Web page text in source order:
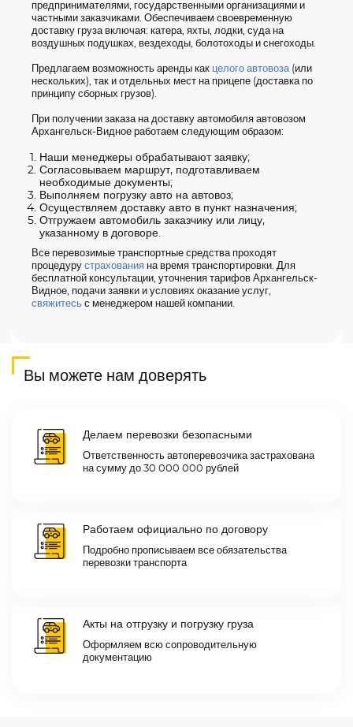
предпринимателями, государственными организациями и
частными заказчиками. Обеспечиваем своевременную
доставку груза включая: катера, яхты, лодки, суда на
воздушных подушках, вездеходы, болотоходы и снегоходы.
Предлагаем возможность аренды как целого автовоза(или
нескольких), так и отдельных мест на прицепе (доставка по
принципу сборных грузов).
При получении заказа на доставку автомобиля автовозом
Архангельск-Видное работаем следующим образом:
Наши менеджеры обрабатывают заявку;
Согласовываем маршрут, подготавливаем
необходимые документы;
Выполняем погрузку авто на автовоз;
Осуществляем доставку авто в пункт назначения;
Отгружаем автомобиль заказчику или лицу,
указанному в договоре.
Все перевозимые транспортные средства проходят
процедуру страхования на время транспортировки. Для
бесплатной консультации, уточнения тарифов Архангельск-
Видное, подачи заявки и условиях оказание услуг,
свяжитесь с менеджером нашей компании.
Вы можете нам доверять
Делаем перевозки безопасными
Ответственность автоперевозчика застрахована
на сумму до 30 000 000 рублей
Работаем официально по договору
Подробно прописываем все обязательства
перевозки транспорта
Акты на отгрузку и погрузку груза
Оформляем всю сопроводительную
документацию